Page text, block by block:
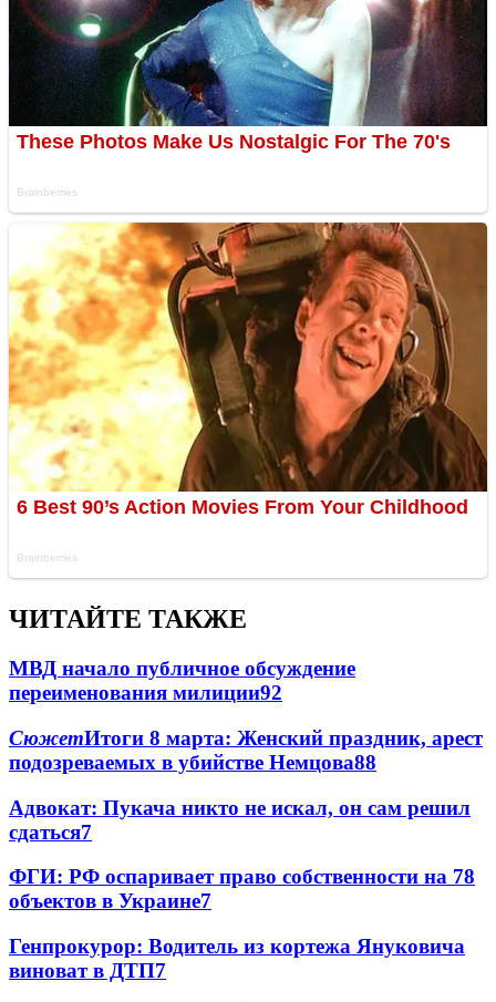
ЧИТАЙТЕ ТАКЖЕ
МВД начало публичное обсуждение
переименования милиции92
СюжетИтоги 8 марта: Женский праздник, арест
подозреваемых в убийстве Немцова88
Адвокат: Пукача никто не искал, он сам решил
сдаться7
ФГИ: РФ оспаривает право собственности на 78
объектов в Украине7
Генпрокурор: Водитель из кортежа Януковича
виноват в ДТП7